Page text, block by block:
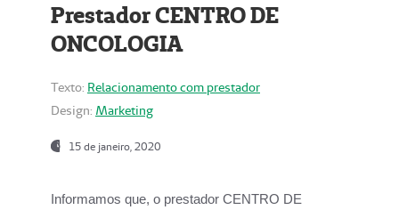
Prestador CENTRO DE
ONCOLOGIA
Texto: Relacionamento com prestador
Design: Marketing
15 de janeiro, 2020
Informamos que, o prestador CENTRO DE